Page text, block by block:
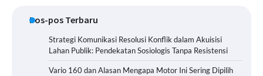
Pos-pos Terbaru
Strategi Komunikasi Resolusi Konflik dalam Akuisisi
Lahan Publik: Pendekatan Sosiologis Tanpa Resistensi
Vario 160 dan Alasan Mengapa Motor Ini Sering Dipilih